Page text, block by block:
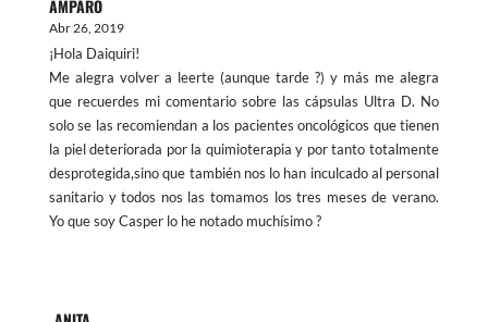
AMPARO
Abr 26, 2019
¡Hola Daiquiri!
Me alegra volver a leerte (aunque tarde ?) y más me alegra
que recuerdes mi comentario sobre las cápsulas Ultra D. No
solo se las recomiendan a los pacientes oncológicos que tienen
la piel deteriorada por la quimioterapia y por tanto totalmente
desprotegida,sino que también nos lo han inculcado al personal
sanitario y todos nos las tomamos los tres meses de verano.
Yo que soy Casper lo he notado muchísimo ?